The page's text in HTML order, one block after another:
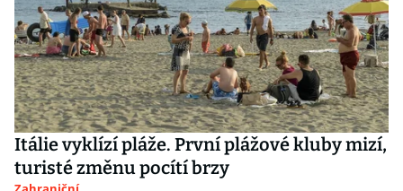
Itálie vyklízí pláže. První plážové kluby mizí,
turisté změnu pocítí brzy